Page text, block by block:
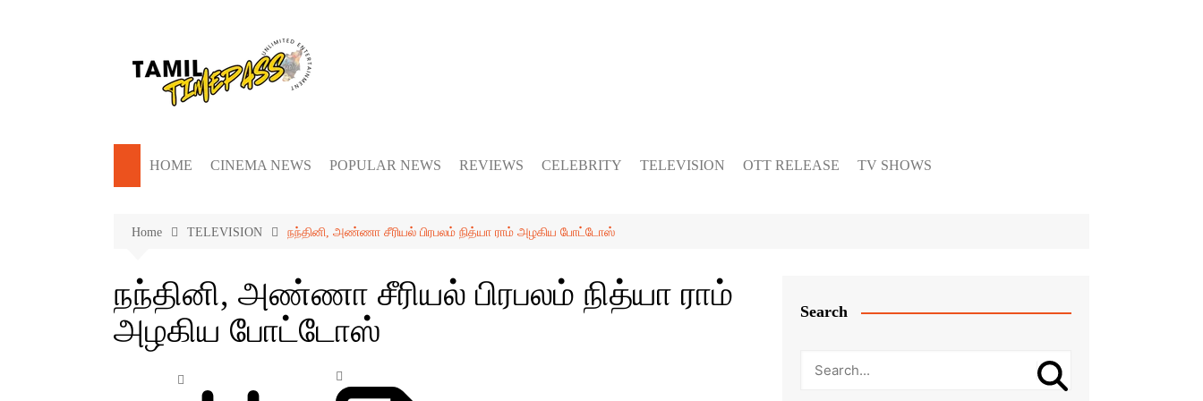
HOME CINEMA NEWS POPULAR NEWS REVIEWS CELEBRITY TELEVISION OTT RELEASE TV SHOWS
Home TELEVISION நந்தினி, அண்ணா சீரியல் பிரபலம் நித்யா ராம் அழகிய போட்டோஸ்
நந்தினி, அண்ணா சீரியல் பிரபலம் நித்யா ராம்
அழகிய போட்டோஸ்
Search